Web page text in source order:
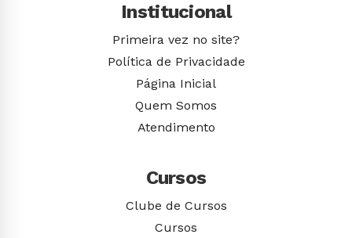
Institucional
Primeira vez no site?
Política de Privacidade
Página Inicial
Quem Somos
Atendimento
Cursos
Clube de Cursos
Cursos